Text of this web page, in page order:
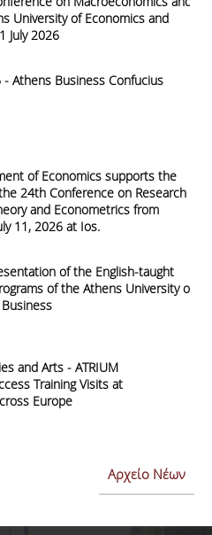
University of Economics and
July 2026
Athens Business Confucius
of Economics supports the
24th Conference on Research
and Econometrics from
11, 2026 at Ios.
of the English-taught
of the Athens University of
and Arts - ATRIUM
Training Visits at
Europe
Αρχείο Νέων